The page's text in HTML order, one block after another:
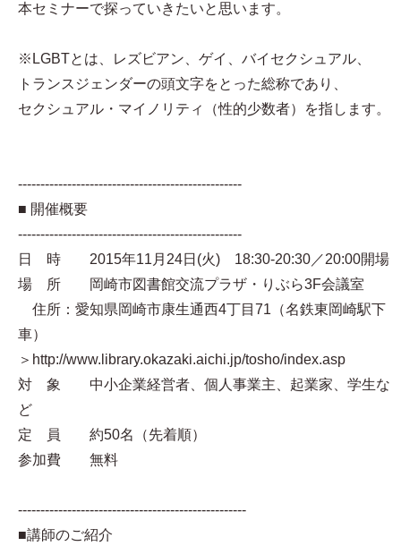
本セミナーで探っていきたいと思います。
※LGBTとは、レズビアン、ゲイ、バイセクシュアル、
トランスジェンダーの頭文字をとった総称であり、
セクシュアル・マイノリティ（性的少数者）を指します。
--------------------------------------------------
■ 開催概要
--------------------------------------------------
日 時 2015年11月24日(火) 18:30-20:30／20:00開場
場 所 岡崎市図書館交流プラザ・りぶら3F会議室
住所：愛知県岡崎市康生通西4丁目71（名鉄東岡崎駅下
車）
＞http://www.library.okazaki.aichi.jp/tosho/index.asp
対 象 中小企業経営者、個人事業主、起業家、学生な
ど
定 員 約50名（先着順）
参加費 無料
---------------------------------------------------
■講師のご紹介